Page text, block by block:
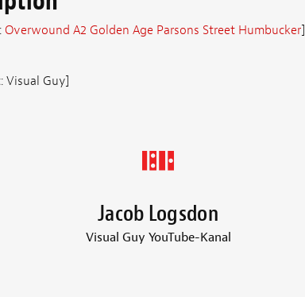
Overwound A2 Golden Age Parsons Street Humbucker]
Visual Guy]
Jacob Logsdon
Visual Guy YouTube-Kanal